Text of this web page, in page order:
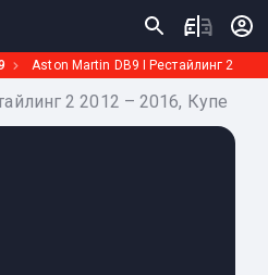
Aston Martin DB9 I Рестайлинг 2
2 2012 – 2016, Купе